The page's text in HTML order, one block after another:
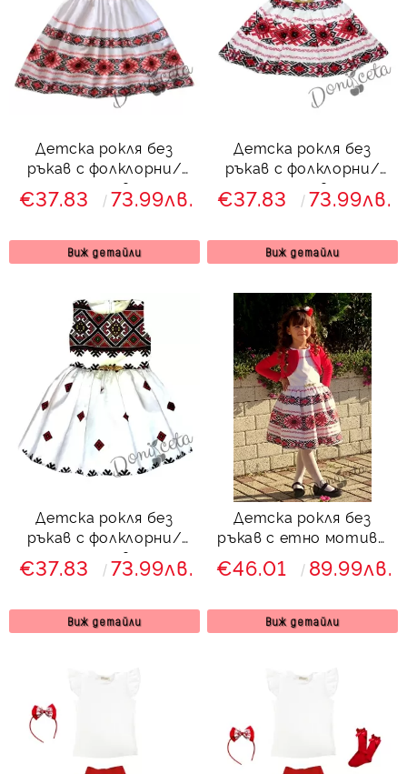
Детска рокля без
ръкав с фолклорни/
етно мотиви тип
народна носия 8466461
€37.83 73.99лв.
Виж детайли
Детска рокля без
ръкав с фолклорни/
етно мотиви тип
народна носия 6825423
€37.83 73.99лв.
Виж детайли
Детска рокля без
ръкав с фолклорни/
етно мотиви тип
народна носия 6828536
€37.83 73.99лв.
Виж детайли
Детска рокля без
ръкав с етно мотиви
тип народна носия с
болеро в червено
€46.01 89.99лв.
Виж детайли